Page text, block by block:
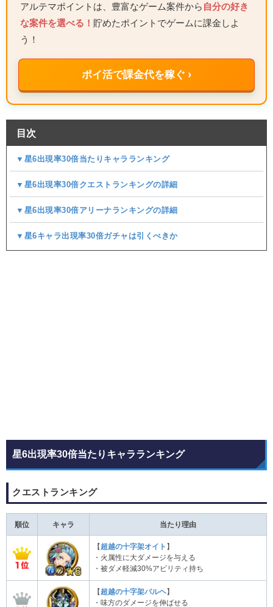
アルテマポイントは、豊富なゲーム案件から 自分の好き
な案件を選べる！ 貯めたポイントでゲームに課金しよ
う！
ポイ活で課金代を稼ぐ ›
目次
▼星6出現率30倍当たりキャラランキング
▼星6出現率30倍クエストランキングの詳細
▼星6出現率30倍アリーナランキングの詳細
▼星6キャラ出現率30倍ガチャは引くべきか
星6出現率30倍当たりキャラランキング
クエストランキング
順位 キャラ 当たり理由
【超越の十字架オイト 】
・火属性に大ダメージを与える
・被ダメ軽減30%アビリティ持ち
【超越の十字架バルヘ】
・味方のダメージを伸ばせる